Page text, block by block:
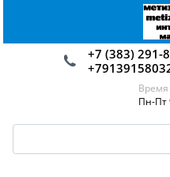
+7 (383) 291-
Время
Пн-Пт